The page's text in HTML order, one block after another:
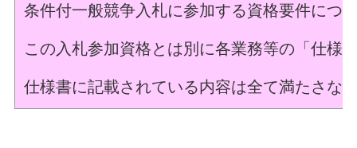
条件付一般競争入札に参加する資格要件につ
この入札参加資格とは別に各業務等の「仕様
仕様書に記載されている内容は全て満たさな